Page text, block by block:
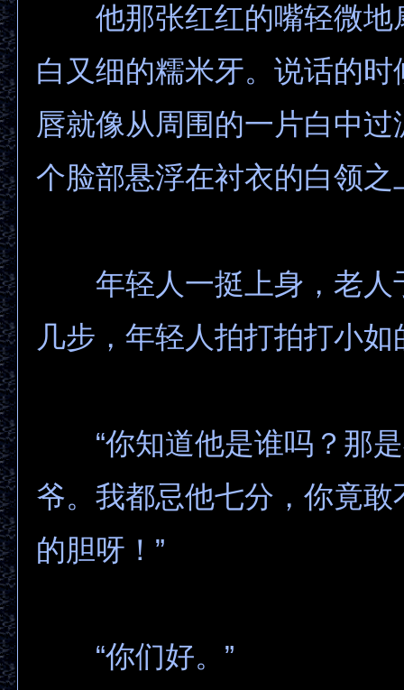
他那张红红的嘴轻微地
白又细的糯米牙。说话的时
唇就像从周围的一片白中
个脸部悬浮在衬衣的白领之
年轻人一挺上身，老人
几步，年轻人拍打拍打小如
“你知道他是谁吗？那是
爷。我都忌他七分，你竟敢
的胆呀！”
“你们好。”